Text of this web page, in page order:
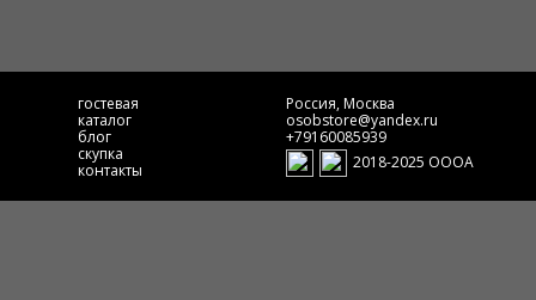
гостевая
каталог
блог
скупка
контакты
Россия, Москва
osobstore@yandex.ru
+79160085939
2018-2025 ОООА